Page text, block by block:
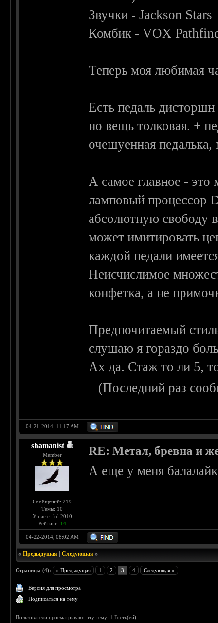
Звучки - Jackson Stars
Комбик - VOX
Теперь моя любимая
Есть педаль
но вещь толковая. +
очешуенная
А самое главное - это
ламповый процессор
абсолютную свободу
может имитировать
каждой педали
Неисчислимое
конфетка, а не
Предпочитаемый
слушаю я гораздо
Ах да. Стаж то ли 5,
(Последний раз
04-21-2014, 11:17 AM
shamanist
Member
Сообщений: 219
Темы: 10
У нас с: Jul 2010
Рейтинг: 14
RE: Метал, бревна и
А еще у меня
04-22-2014, 08:02 AM
«Предыдущая |Следующая »
Страницы (4): « Предыдущая 1 2 3 4 Следующая »
Версия для просмотра
Подписаться на тему
Пользователи просматривают эту тему: 1 Гость(ей)